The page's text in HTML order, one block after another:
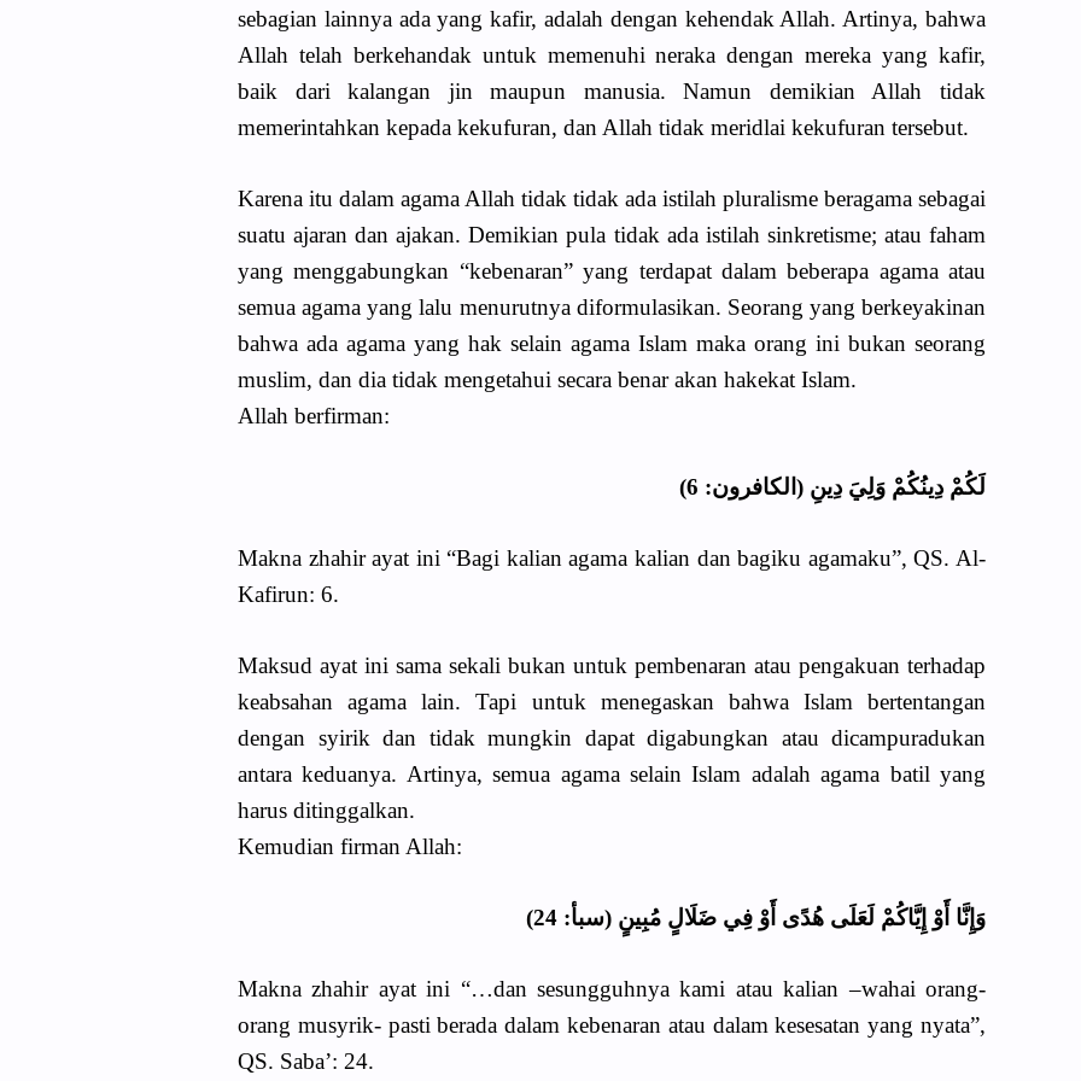
sebagian lainnya ada yang kafir, adalah dengan kehendak Allah. Artinya, bahwa
Allah telah berkehandak untuk memenuhi neraka dengan mereka yang kafir,
baik dari kalangan jin maupun manusia. Namun demikian Allah tidak
memerintahkan kepada kekufuran, dan Allah tidak meridlai kekufuran tersebut.
Karena itu dalam agama Allah tidak tidak ada istilah pluralisme beragama sebagai
suatu ajaran dan ajakan. Demikian pula tidak ada istilah sinkretisme; atau faham
yang menggabungkan “kebenaran” yang terdapat dalam beberapa agama atau
semua agama yang lalu menurutnya diformulasikan. Seorang yang berkeyakinan
bahwa ada agama yang hak selain agama Islam maka orang ini bukan seorang
muslim, dan dia tidak mengetahui secara benar akan hakekat Islam.
Allah berfirman:
لَكُمْ دِينُكُمْ وَلِيَ دِينِ (الكافرون: 6)
Makna zhahir ayat ini “Bagi kalian agama kalian dan bagiku agamaku”, QS. Al-
Kafirun: 6.
Maksud ayat ini sama sekali bukan untuk pembenaran atau pengakuan terhadap
keabsahan agama lain. Tapi untuk menegaskan bahwa Islam bertentangan
dengan syirik dan tidak mungkin dapat digabungkan atau dicampuradukan
antara keduanya. Artinya, semua agama selain Islam adalah agama batil yang
harus ditinggalkan.
Kemudian firman Allah:
وَإِنَّا أَوْ إِيَّاكُمْ لَعَلَى هُدًى أَوْ فِي ضَلَالٍ مُبِينٍ (سبأ: 24)
Makna zhahir ayat ini “…dan sesungguhnya kami atau kalian –wahai orang-
orang musyrik- pasti berada dalam kebenaran atau dalam kesesatan yang nyata”,
QS. Saba’: 24.